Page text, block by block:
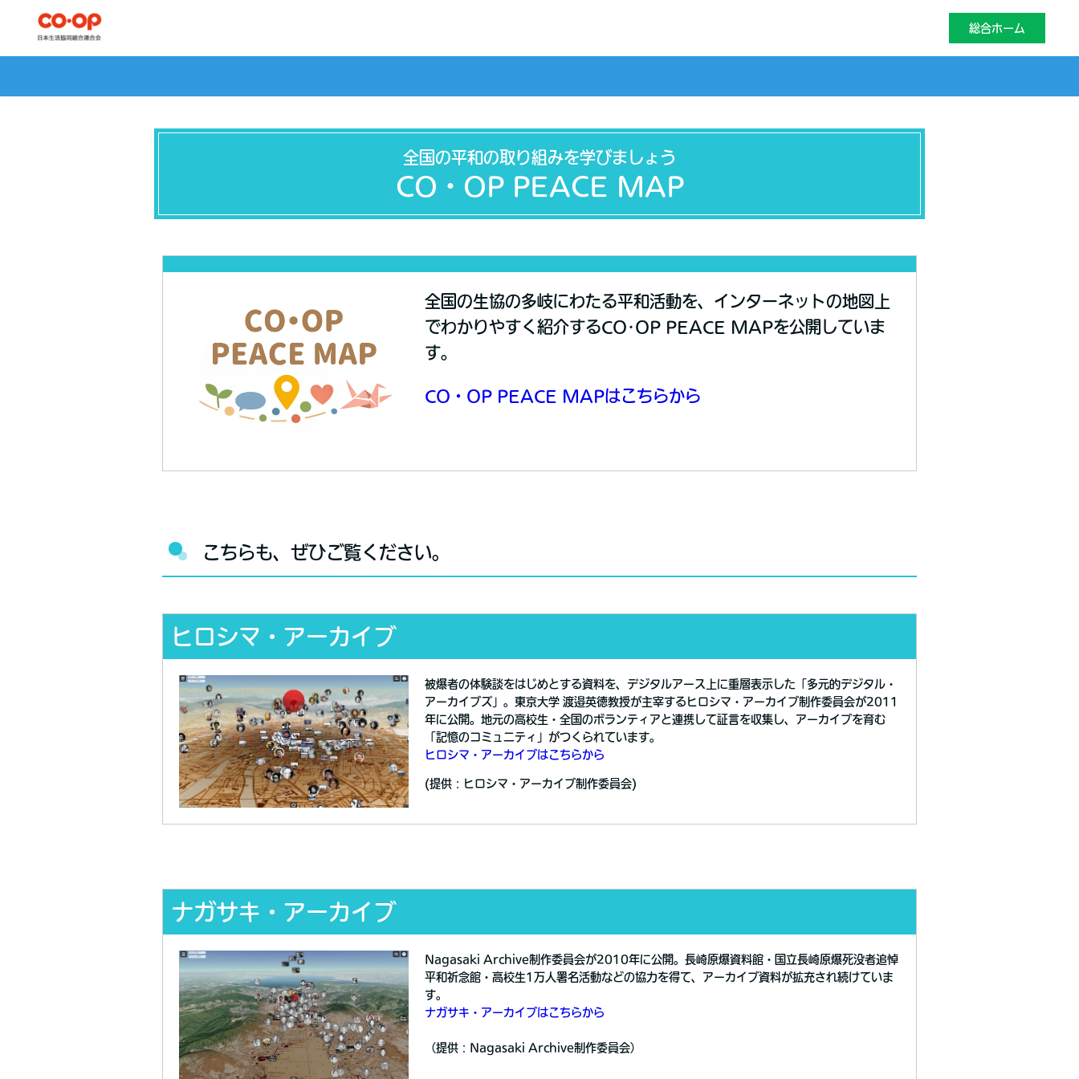
総合ホーム
全国の平和の取り組みを学びましょう
CO・OP PEACE MAP
全国の生協の多岐にわたる平和活動を、インターネットの地図上
でわかりやすく紹介するCO･OP PEACE MAPを公開していま
す。
CO・OP PEACE MAPはこちらから
こちらも、ぜひご覧ください。
ヒロシマ・アーカイブ
被爆者の体験談をはじめとする資料を、デジタルアース上に重層表示した「多元的デジタル・
アーカイブズ」。東京大学 渡邉英徳教授が主宰するヒロシマ・アーカイブ制作委員会が2011
年に公開。地元の高校生・全国のボランティアと連携して証言を収集し、アーカイブを育む
「記憶のコミュニティ」がつくられています。
ヒロシマ・アーカイブはこちらから
(提供：ヒロシマ・アーカイブ制作委員会)
ナガサキ・アーカイブ
Nagasaki Archive制作委員会が2010年に公開。長崎原爆資料館・国立長崎原爆死没者追悼
平和祈念館・高校生1万人署名活動などの協力を得て、アーカイブ資料が拡充され続けていま
す。
ナガサキ・アーカイブはこちらから
（提供：Nagasaki Archive制作委員会）